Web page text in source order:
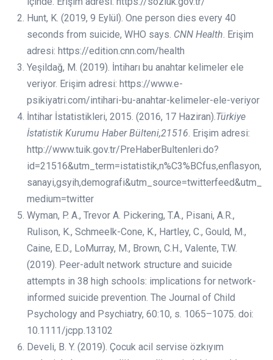
Hunt, K. (2019, 9 Eylül). One person dies every 40
seconds from suicide, WHO says. CNN Health. Erişim
adresi: https://edition.cnn.com/health
Yeşildağ, M. (2019). İntiharı bu anahtar kelimeler ele
veriyor. Erişim adresi: https://www.e-
psikiyatri.com/intihari-bu-anahtar-kelimeler-ele-veriyor
İntihar İstatistikleri, 2015. (2016, 17 Haziran).Türkiye
İstatistik Kurumu Haber Bülteni,21516. Erişim adresi:
http://www.tuik.gov.tr/PreHaberBultenleri.do?
id=21516&utm_term=istatistik,n%C3%BCfus,enflasyon,
sanayi,gsyih,demografi&utm_source=twitterfeed&utm_
medium=twitter
Wyman, P. A., Trevor A. Pickering, T.A., Pisani, A.R.,
Rulison, K., Schmeelk-Cone, K., Hartley, C., Gould, M.,
Caine, E.D., LoMurray, M., Brown, C.H., Valente, T.W.
(2019). Peer-adult network structure and suicide
attempts in 38 high schools: implications for network-
informed suicide prevention. The Journal of Child
Psychology and Psychiatry, 60:10, s. 1065–1075. doi:
10.1111/jcpp.13102
Develi, B. Y. (2019). Çocuk acil servise özkıyım